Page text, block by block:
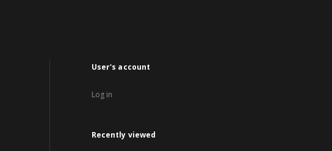
User's account
Log in
Recently viewed